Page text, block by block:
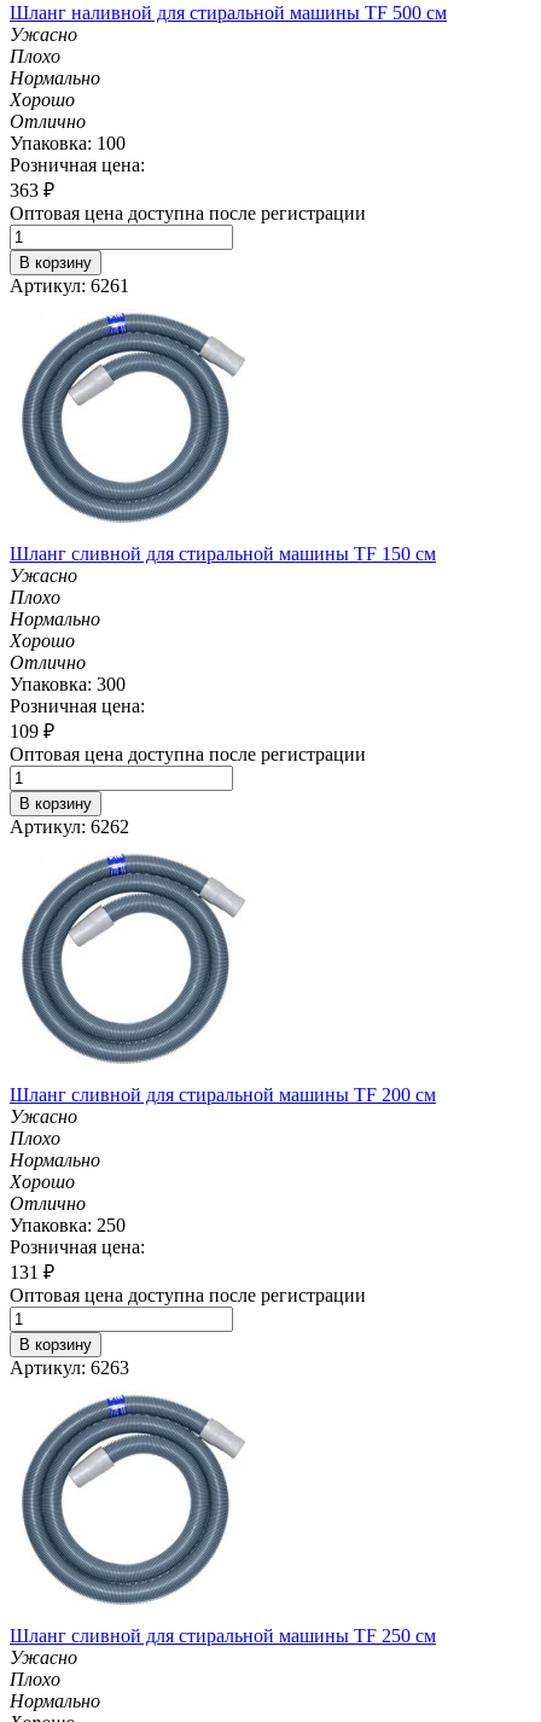
Шланг наливной для стиральной машины TF 500 см
Ужасно
Плохо
Нормально
Хорошо
Отлично
Упаковка: 100
Розничная цена:
363 ₽
Оптовая цена доступна после регистрации
В корзину
Артикул: 6261
Шланг сливной для стиральной машины TF 150 см
Ужасно
Плохо
Нормально
Хорошо
Отлично
Упаковка: 300
Розничная цена:
109 ₽
Оптовая цена доступна после регистрации
В корзину
Артикул: 6262
Шланг сливной для стиральной машины TF 200 см
Ужасно
Плохо
Нормально
Хорошо
Отлично
Упаковка: 250
Розничная цена:
131 ₽
Оптовая цена доступна после регистрации
В корзину
Артикул: 6263
Шланг сливной для стиральной машины TF 250 см
Ужасно
Плохо
Нормально